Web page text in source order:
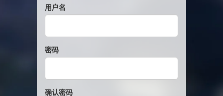
用户名
密码
确认密码